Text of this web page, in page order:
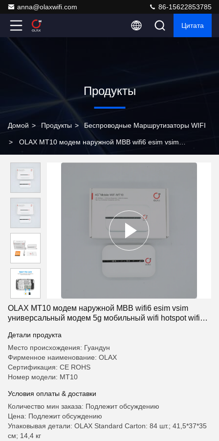
anna@olaxwifi.com 86-15622853785
Цитата
Продукты
Домой > Продукты > Беспроводные Маршрутизаторы WIFI
> OLAX MT10 модем наружной MBB wifi6 esim vsim
маршрутизатор сим-карта
OLAX MT10 модем наружной MBB wifi6 esim vsim
универсальный модем 5g мобильный wifi hotspot wifi
Детали продукта
Место происхождения: Гуандун
Фирменное наименование: OLAX
Сертификация: CE ROHS
Номер модели: MT10
Условия оплаты & доставки
Количество мин заказа: Подлежит обсуждению
Цена: Подлежит обсуждению
Упаковывая детали: OLAX Standard Carton: 84 шт.; 41,5*37*35
см; 14,4 кг